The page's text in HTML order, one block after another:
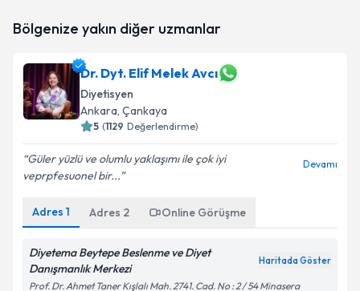
Kişisel verilerimin işlenmesine ilişkin
Metni'ni okudum ve kişisel verilerimin belirtilen
kapsamda işlenmesini kabul ediyorum.
Takvim Talebini Gönder
Bölgenize yakın diğer uzmanlar
Dr. Dyt. Elif Melek Avcı
Diyetisyen
Ankara, Çankaya
5 (1129 Değerlendirme)
Güler yüzlü ve olumlu yaklaşımı ile çok iyi
veprpfesuonel bir...
Devamı
Adres 1 Adres 2 Online Görüşme
Diyetema Beytepe Beslenme ve Diyet
Danışmanlık Merkezi
Haritada Göster
Prof. Dr. Ahmet Taner Kışlalı Mah. 2741. Cad. No : 2 / 54 Minasera